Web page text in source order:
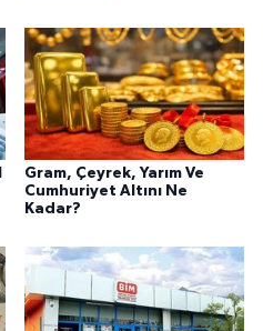
Gram, Çeyrek, Yarım Ve
Cumhuriyet Altını Ne
Kadar?